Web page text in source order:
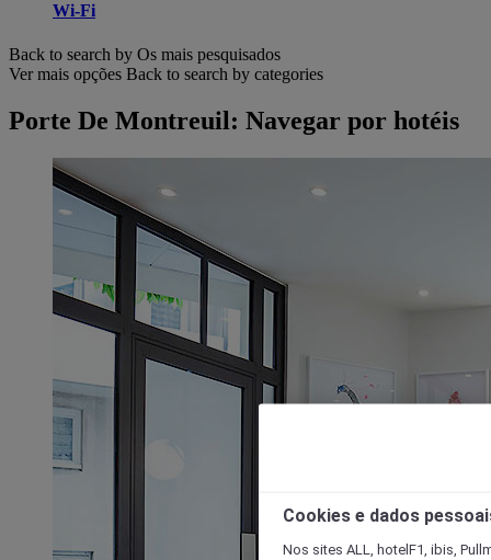
Wi-Fi
Back to search by Os mais pesquisados
Ver mais opções Back to search by categories
Porte De Montreuil: Navegar por hotéis
Cookies e dados
Nos sites ALL, hotelF1, ibis,